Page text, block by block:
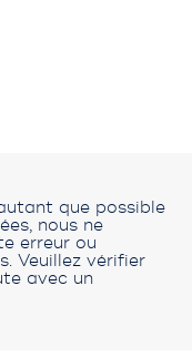
que possible
nous ne
erreur ou
Veuillez vérifier
avec un